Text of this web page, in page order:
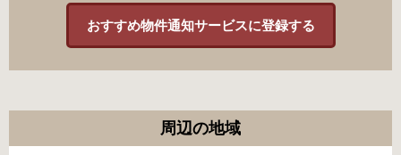
おすすめ物件通知サービスに登録する
周辺の地域